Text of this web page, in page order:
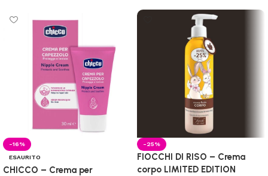
-16%
ESAURITO
CHICCO – Crema per
-25%
FIOCCHI DI RISO – Crema
corpo LIMITED EDITION